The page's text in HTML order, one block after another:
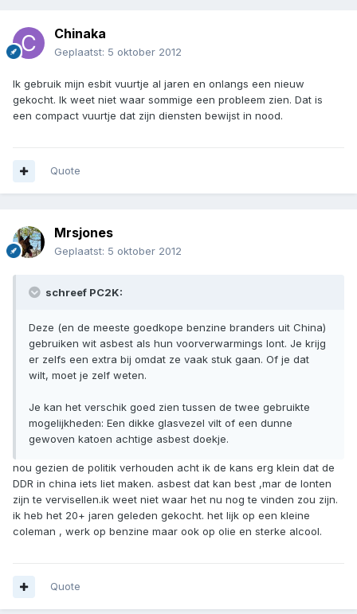
Chinaka
Geplaatst: 5 oktober 2012
Ik gebruik mijn esbit vuurtje al jaren en onlangs een nieuw
gekocht. Ik weet niet waar sommige een probleem zien. Dat is
een compact vuurtje dat zijn diensten bewijst in nood.
Quote
Mrsjones
Geplaatst: 5 oktober 2012
schreef PC2K:
Deze (en de meeste goedkope benzine branders uit China)
gebruiken wit asbest als hun voorverwarmings lont. Je krijg
er zelfs een extra bij omdat ze vaak stuk gaan. Of je dat
wilt, moet je zelf weten.
Je kan het verschik goed zien tussen de twee gebruikte
mogelijkheden: Een dikke glasvezel vilt of een dunne
gewoven katoen achtige asbest doekje.
nou gezien de politik verhouden acht ik de kans erg klein dat de
DDR in china iets liet maken. asbest dat kan best ,mar de lonten
zijn te vervisellen.ik weet niet waar het nu nog te vinden zou zijn.
ik heb het 20+ jaren geleden gekocht. het lijk op een kleine
coleman , werk op benzine maar ook op olie en sterke alcool.
Quote